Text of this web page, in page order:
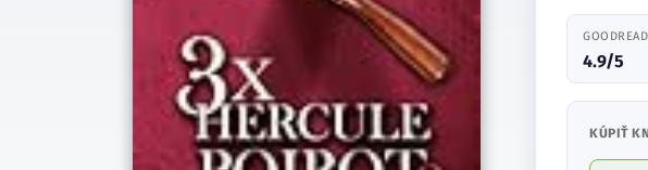
4.9/5
KÚPIŤ